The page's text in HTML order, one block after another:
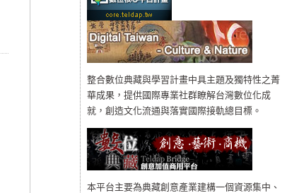
整合數位典藏與學習計畫中具主題及獨特性之菁
華成果，提供國際專業社群瞭解台灣數位化成
就，創造文化流通與落實國際接軌總目標。
本平台主要為典藏創意產業建構一個資源集中、